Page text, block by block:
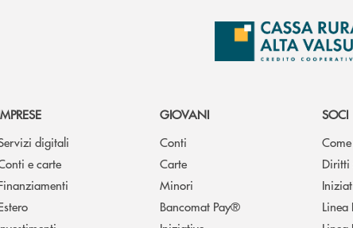
digitali
e carte
GIOVANI
Conti
Carte
Minori
Bancomat Pay®
SOCI
Diritti
Linea